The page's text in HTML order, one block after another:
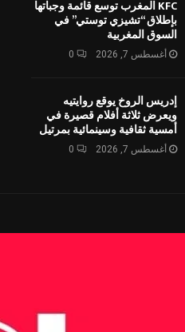
KFC المغرب توسع قائمة وجباتها
بإطلاق “تشيزي توستي” في
السوق المغربية
أغسطس 7, 2026 0
إدريس الروخ يوقع روايتيه
ويعرض ثلاثة أفلام قصيرة في
أمسية ثقافية وسينمائية بمرتيل
أغسطس 7, 2026 0